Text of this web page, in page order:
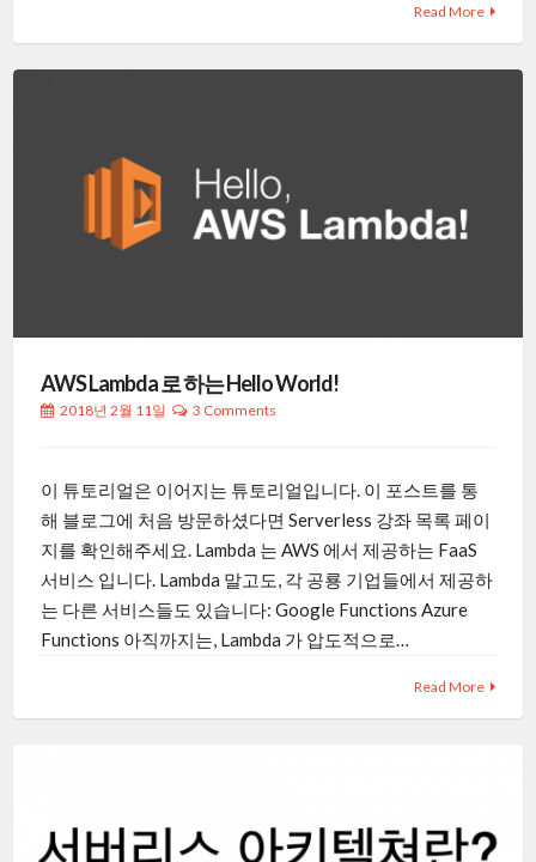
Read More
AWS Lambda 로 하는 Hello World!
2018년 2월 11일 3 Comments
이 튜토리얼은 이어지는 튜토리얼입니다. 이 포스트를 통
해 블로그에 처음 방문하셨다면 Serverless 강좌 목록 페이
지를 확인해주세요. Lambda 는 AWS 에서 제공하는 FaaS
서비스 입니다. Lambda 말고도, 각 공룡 기업들에서 제공하
는 다른 서비스들도 있습니다: Google Functions Azure
Functions 아직까지는, Lambda 가 압도적으로…
Read More